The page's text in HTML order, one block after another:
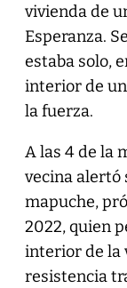
vivienda de
Esperanza.
estaba solo,
interior de
la fuerza.
A las 4 de la
vecina alertó
mapuche,
2022, quien
interior de la
resistencia